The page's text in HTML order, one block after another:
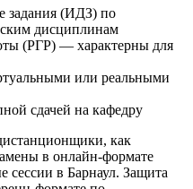
задания (ИДЗ) по
дисциплинам
(РГР) — характерны для
или реальными
сдачей на кафедру
как
в онлайн-формате
сессии в Барнаул. Защита